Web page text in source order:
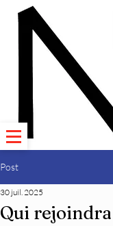
Post
Qui
30 juil. 2025